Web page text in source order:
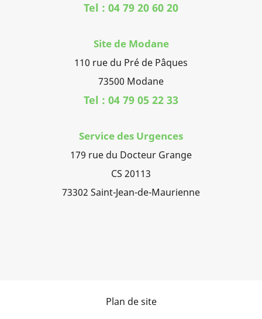
Tel : 04 79 20 60 20
Site de Modane
110 rue du Pré de Pâques
73500 Modane
Tel : 04 79 05 22 33
Service des Urgences
179 rue du Docteur Grange
CS 20113
73302 Saint-Jean-de-Maurienne
Plan de site